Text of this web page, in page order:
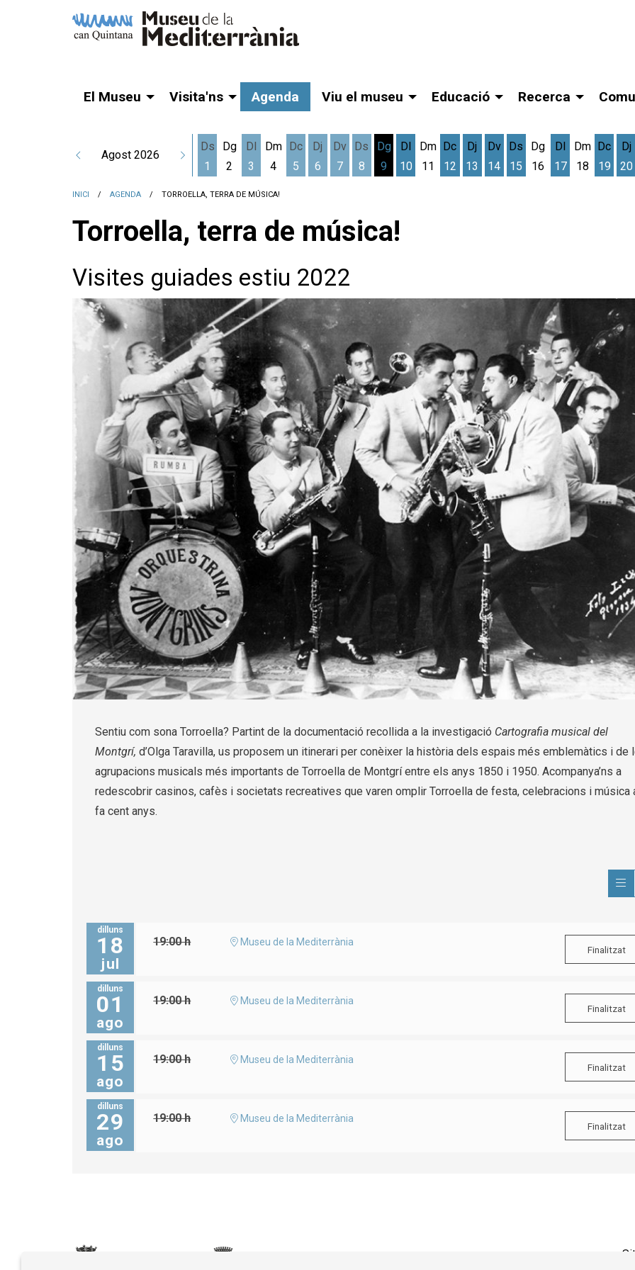
El Museu Visita'ns Agenda Viu el museu Educació Recerca
Agost 2026
Ds
1
Dg
2
Dl
3
Dm
4
Dc
5
Dj
6
Dv
7
Ds
8
Dg
9
Dl
10
Dm
11
Dc
12
Dj
13
Dv
14
Ds
15
Dg
16
Dl
17
Dm
18
Dc
19
Dj
20
INICI AGENDA TORROELLA, TERRA DE MÚSICA!
Torroella, terra de música!
Visites guiades estiu 2022
Sentiu com sona Torroella? Partint de la documentació recollida a la investigació Cartografia musical del
Montgrí, d’Olga Taravilla, us proposem un itinerari per conèixer la història dels espais més emblemàtics i de
agrupacions musicals més importants de Torroella de Montgrí entre els anys 1850 i 1950. Acompanya’ns a
redescobrir casinos, cafès i societats recreatives que varen omplir Torroella de festa, celebracions i música
fa cent anys.
dilluns
18
jul
19:00 h Museu de la Mediterrània
Finalitzat
dilluns
01
ago
19:00 h Museu de la Mediterrània
Finalitzat
dilluns
15
ago
19:00 h Museu de la Mediterrània
Finalitzat
dilluns
29
ago
19:00 h Museu de la Mediterrània
Finalitzat